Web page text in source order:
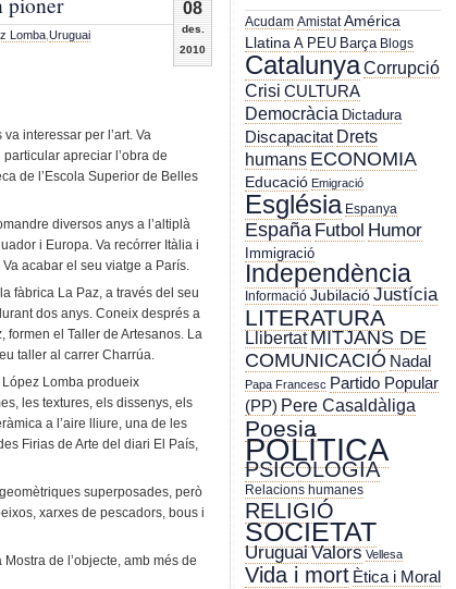
08
des.
2010
Lomba Uruguai
va interessar per l’art. Va
apreciar l’obra de
de l’Escola Superior de Belles
diversos anys a l’altiplà
i Europa. Va recórrer Itàlia i
acabar el seu viatge a París.
fàbrica La Paz, a través del seu
dos anys. Coneix després a
formen el Taller de Artesanos. La
taller al carrer Charrúa.
Lomba produeix
les textures, els dissenys, els
a l’aire lliure, una de les
Firias de Arte del diari El País,
superposades, però
xarxes de pescadors, bous i
de l’objecte, amb més de
Acudam Amistat América
Llatina A PEU Barça Blogs
CatalunyaCorrupció
Crisi CULTURA
Democràcia Dictadura
Discapacitat Drets
humans ECONOMIA
Educació Emigració
Església Espanya
España Futbol Humor
Immigració
Independència
Informació JubilacióJustícia
LITERATURA
LlibertatMITJANS DE
COMUNICACIÓ Nadal
Papa Francesc Partido Popular
(PP) Pere Casaldàliga
Poesia
POLÍTICA
PSICOLOGIA
Relacions humanes
RELIGIÓ
SOCIETAT
Uruguai Valors Vellesa
Vida i mort Ètica i Moral